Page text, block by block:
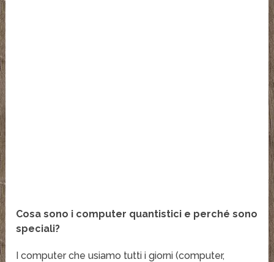
Cosa sono i computer quantistici e perché sono
speciali?
I computer che usiamo tutti i giorni (computer,